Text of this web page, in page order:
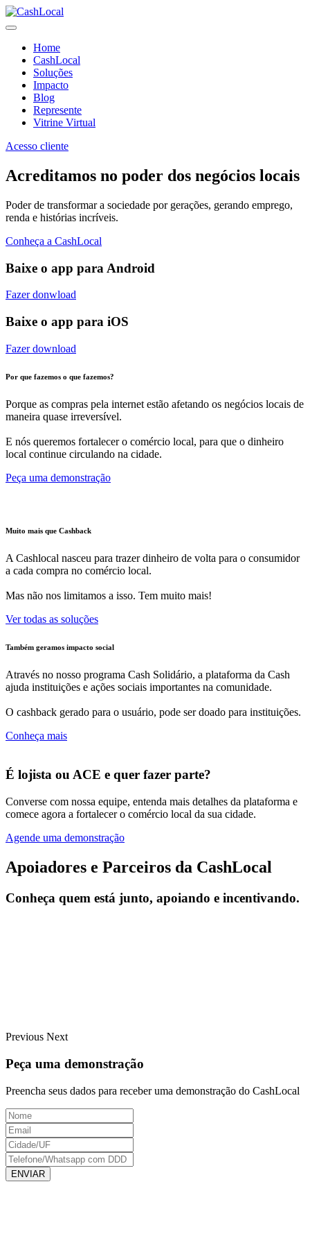
Home
CashLocal
Soluções
Impacto
Blog
Represente
Vitrine Virtual
Acesso cliente
Acreditamos no poder dos negócios locais
Poder de transformar a sociedade por gerações, gerando emprego,
renda e histórias incríveis.
Conheça a CashLocal
Baixe o app para Android
Fazer donwload
Baixe o app para iOS
Fazer download
Por que fazemos o que fazemos?
Porque as compras pela internet estão afetando os negócios locais de
maneira quase irreversível.
E nós queremos fortalecer o comércio local, para que o dinheiro
local continue circulando na cidade.
Peça uma demonstração
Muito mais que Cashback
A Cashlocal nasceu para trazer dinheiro de volta para o consumidor
a cada compra no comércio local.
Mas não nos limitamos a isso. Tem muito mais!
Ver todas as soluções
Também geramos impacto social
Através no nosso programa Cash Solidário, a plataforma da Cash
ajuda instituições e ações sociais importantes na comunidade.
O cashback gerado para o usuário, pode ser doado para instituições.
Conheça mais
É lojista ou ACE e quer fazer parte?
Converse com nossa equipe, entenda mais detalhes da plataforma e
comece agora a fortalecer o comércio local da sua cidade.
Agende uma demonstração
Apoiadores e Parceiros da CashLocal
Conheça quem está junto, apoiando e incentivando.
Previous Next
Peça uma demonstração
Preencha seus dados para receber uma demonstração do CashLocal
ENVIAR